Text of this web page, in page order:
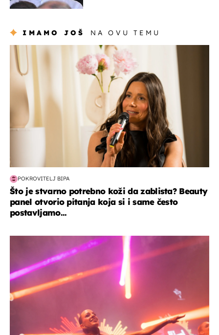
IMAMO JOŠ NA OVU TEMU
moda & ljepota
POKROVITELJ BIPA
Što je stvarno potrebno koži da zablista? Beauty
panel otvorio pitanja koja si i same često
postavljamo...